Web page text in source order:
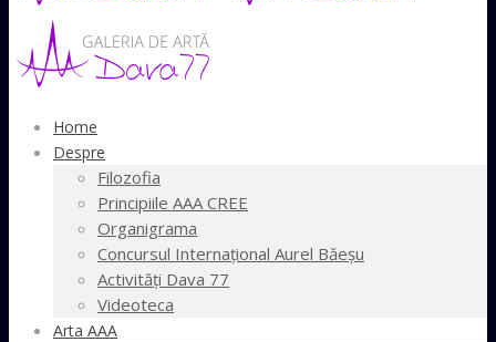
Home
Despre
Filozofia
Principiile AAA CREE
Organigrama
Concursul Internaţional Aurel Băeşu
Activităţi Dava 77
Videoteca
Arta AAA